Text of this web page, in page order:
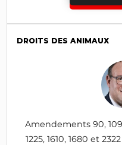
DROITS DES ANIMAUX
Amendements 90, 109,
1225, 1610, 1680 et